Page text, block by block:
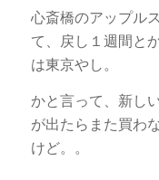
心斎橋のアップル
て、戻し１週間と
は東京やし。
かと言って、新し
が出たらまた買わ
けど。。